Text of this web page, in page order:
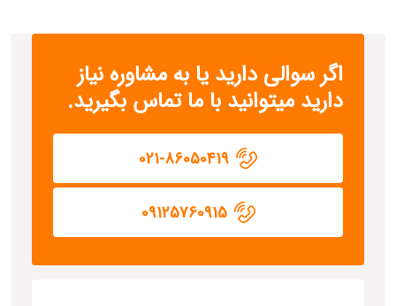
اگر سوالی دارید یا به مشاوره نیاز
دارید میتوانید با ما تماس بگیرید.
09125760915